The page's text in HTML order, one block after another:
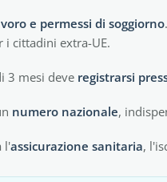
e permessi di soggiorno
cittadini extra-UE.
3 mesi deve registrarsi
numero nazionale,
l'assicurazione sanitaria,